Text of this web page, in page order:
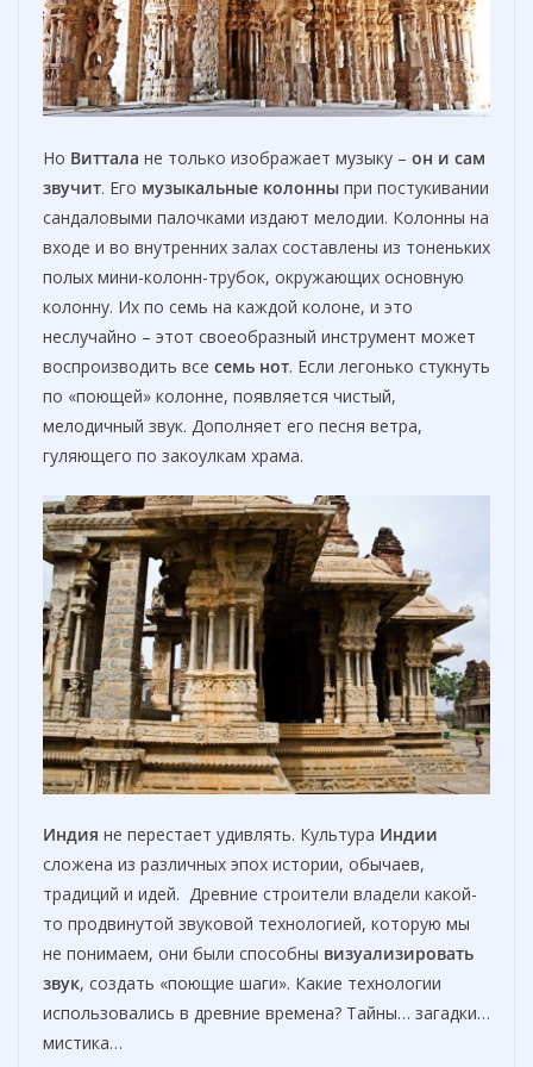
Но Виттала не только изображает музыку – он и сам
звучит. Его музыкальные колонны при постукивании
сандаловыми палочками издают мелодии. Колонны на
входе и во внутренних залах составлены из тоненьких
полых мини-колонн-трубок, окружающих основную
колонну. Их по семь на каждой колоне, и это
неслучайно – этот своеобразный инструмент может
воспроизводить все семь нот. Если легонько стукнуть
по «поющей» колонне, появляется чистый,
мелодичный звук. Дополняет его песня ветра,
гуляющего по закоулкам храма.
Индия не перестает удивлять. Культура Индии
сложена из различных эпох истории, обычаев,
традиций и идей. Древние строители владели какой-
то продвинутой звуковой технологией, которую мы
не понимаем, они были способны визуализировать
звук, создать «поющие шаги». Какие технологии
использовались в древние времена? Тайны… загадки…
мистика…